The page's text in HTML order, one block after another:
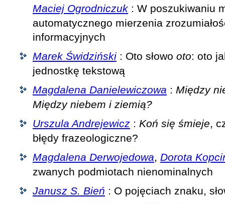
Maciej Ogrodniczuk : W poszukiwaniu
automatycznego mierzenia
informacyjnych
Marek Świdziński : Oto słowo oto: oto
jednostkę tekstową
Magdalena Danielewiczowa : Między
Między niebem i ziemią?
Urszula Andrejewicz : Koń się śmieje,
błędy frazeologiczne?
Magdalena Derwojedowa, Dorota
zwanych podmiotach nienominalnych
Janusz S. Bień : O pojęciach znaku,